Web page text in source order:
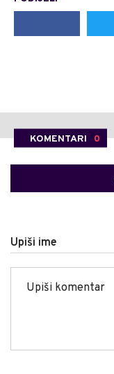
KOMENTARI 0
Upiši ime